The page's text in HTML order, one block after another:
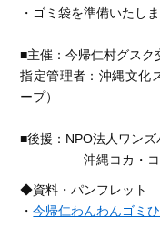
・ゴミ袋を準備いたし
■主催：今帰仁村グスク
指定管理者：沖縄文化
ープ）
■後援：NPO法人ワン
沖縄コカ・コー
◆資料・パンフレット
・今帰仁わんわんゴミ